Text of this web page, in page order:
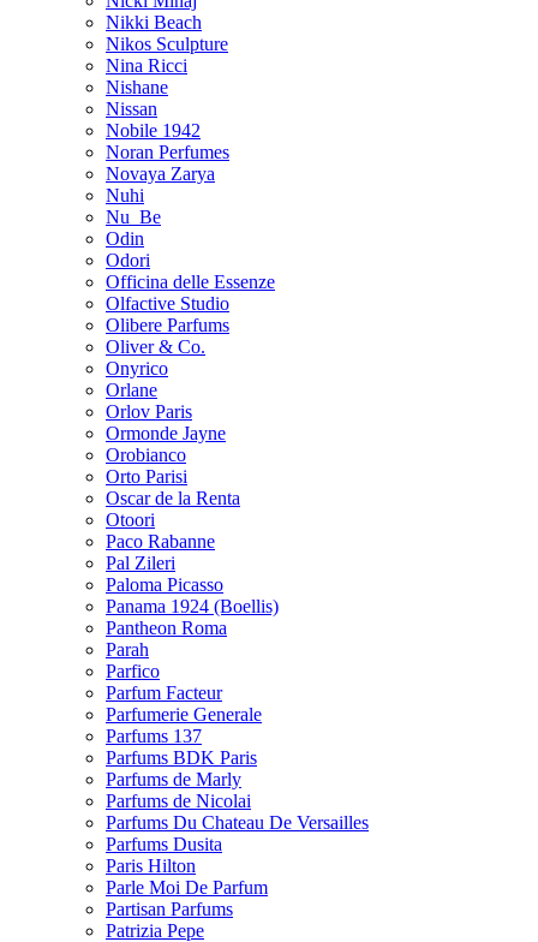
Nikki Beach
Nikos Sculpture
Nina Ricci
Nishane
Nissan
Nobile 1942
Noran Perfumes
Novaya Zarya
Nuhi
Nu_Be
Odin
Odori
Officina delle Essenze
Olfactive Studio
Olibere Parfums
Oliver & Co.
Onyrico
Orlane
Orlov Paris
Ormonde Jayne
Orobianco
Orto Parisi
Oscar de la Renta
Otoori
Paco Rabanne
Pal Zileri
Paloma Picasso
Panama 1924 (Boellis)
Pantheon Roma
Parah
Parfico
Parfum Facteur
Parfumerie Generale
Parfums 137
Parfums BDK Paris
Parfums de Marly
Parfums de Nicolai
Parfums Du Chateau De Versailles
Parfums Dusita
Paris Hilton
Parle Moi De Parfum
Partisan Parfums
Patrizia Pepe